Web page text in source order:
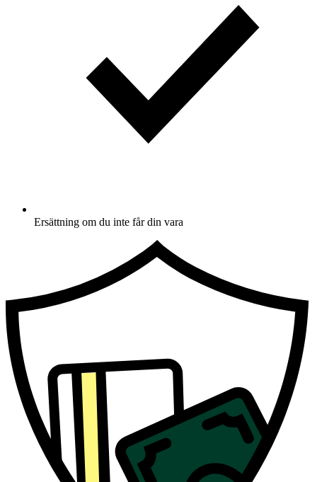
Ersättning om du inte får din vara